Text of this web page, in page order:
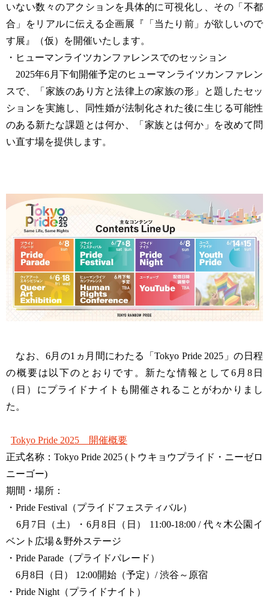
いない数々のアクションを具体的に可視化し、その「不都
合」をリアルに伝える企画展『「当たり前」が欲しいので
す展』（仮）を開催いたします。
・ヒューマンライツカンファレンスでのセッション
2025年6月下旬開催予定のヒューマンライツカンファレン
スで、「家族のあり方と法律上の家族の形」と題したセッ
ションを実施し、同性婚が法制化された後に生じる可能性
のある新たな課題とは何か、「家族とは何か」を改めて問
い直す場を提供します。
なお、6月の1ヵ月間にわたる「Tokyo Pride 2025」の日程
の概要は以下のとおりです。新たな情報として6月8日
（日）にプライドナイトも開催されることがわかりまし
た。
Tokyo Pride 2025 開催概要
正式名称：Tokyo Pride 2025 (トウキョウプライド・ニーゼロ
ニーゴー)
期間・場所：
・Pride Festival（プライドフェスティバル）
6月7日（土）・6月8日（日） 11:00-18:00 / 代々木公園イ
ベント広場＆野外ステージ
・Pride Parade（プライドパレード）
6月8日（日） 12:00開始（予定）/ 渋谷～原宿
・Pride Night（プライドナイト）